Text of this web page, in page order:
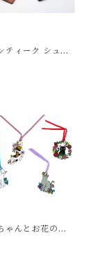
ティーク シュリ
ネークリップ 極
さみ 小銭入れな
ゃんとお花のブ
6種類